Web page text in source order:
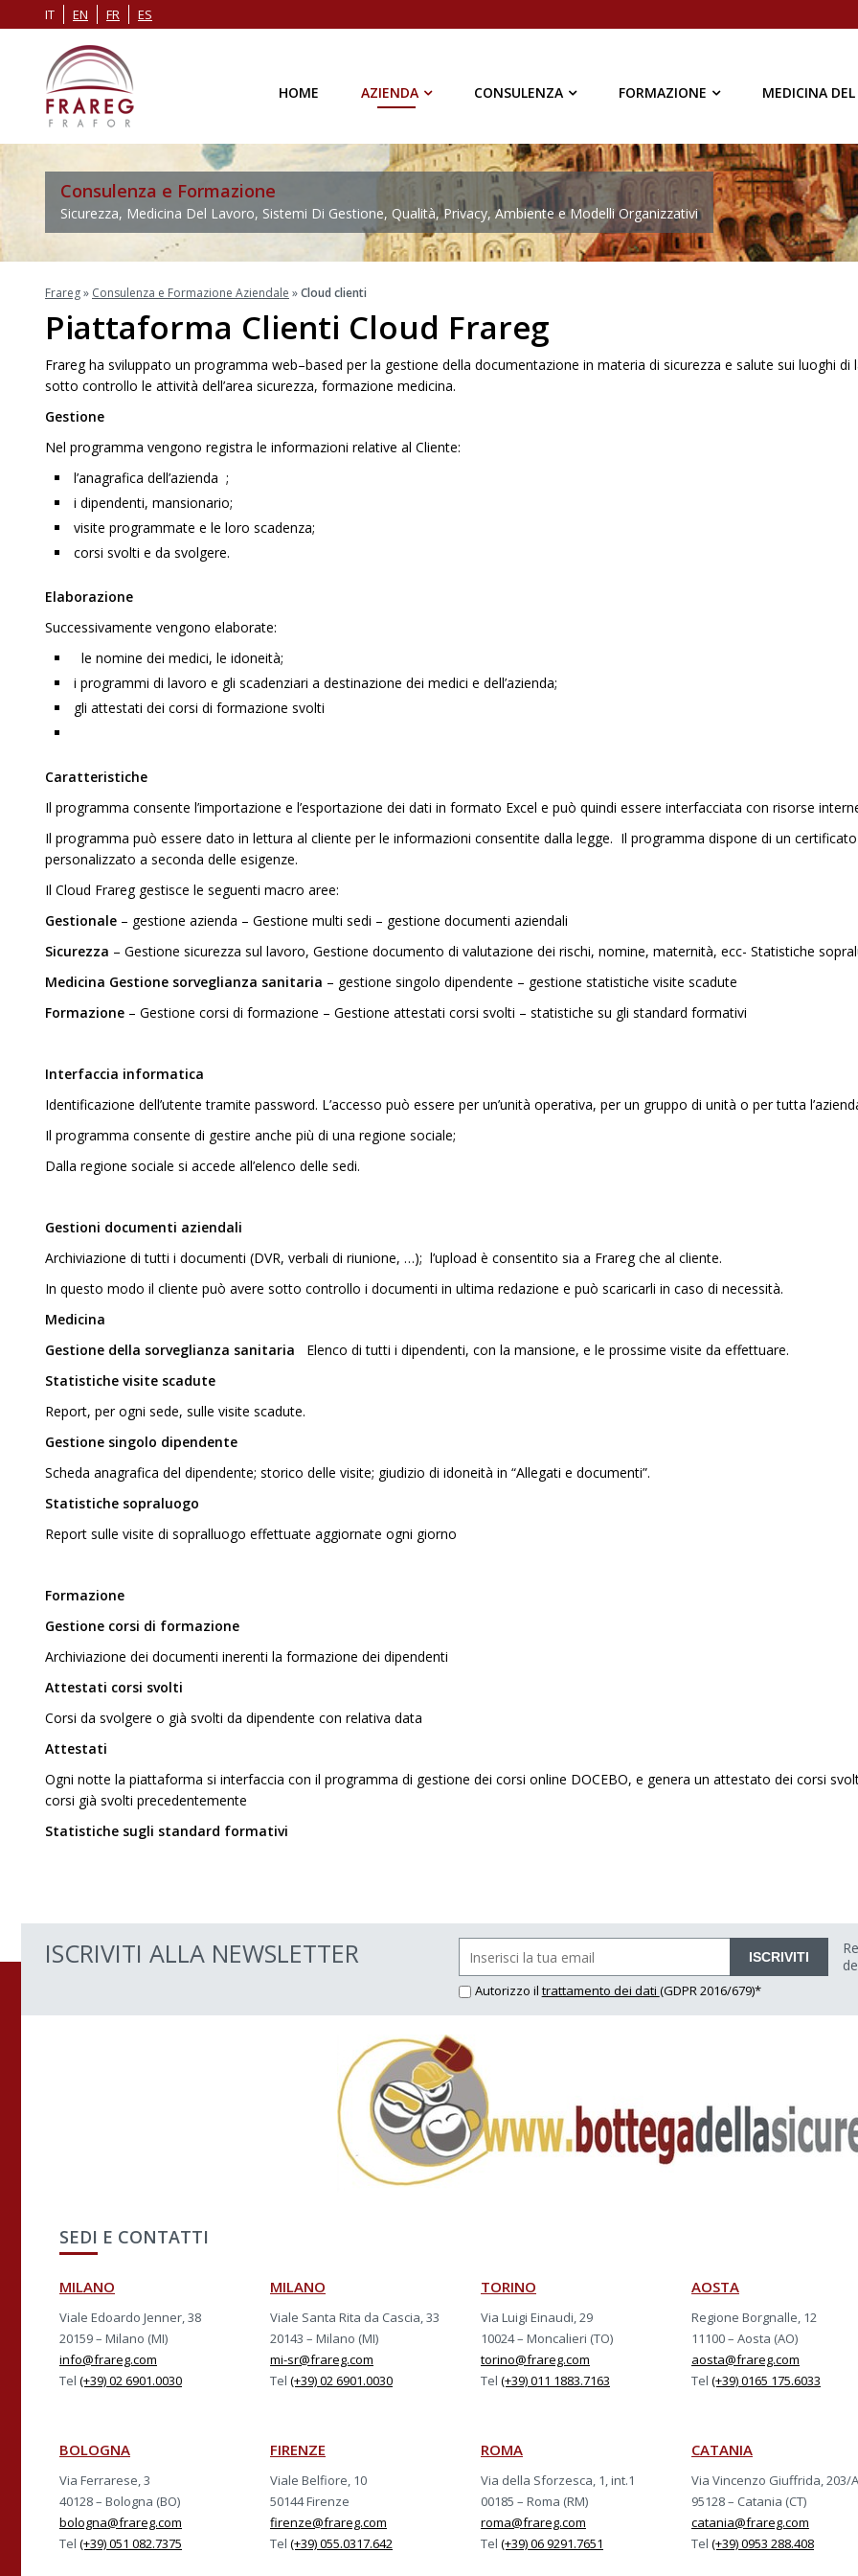
IT EN FR ES
HOME AZIENDA CONSULENZA FORMAZIONE MEDICINA
Consulenza e Formazione
Sicurezza, Medicina Del Lavoro, Sistemi Di Gestione, Qualità, Privacy, Ambiente e Modelli Organizzativi
Frareg» Consulenza e Formazione Aziendale »Cloud clienti
Piattaforma Clienti Cloud Frareg
Frareg ha sviluppato un programma web–based per la gestione della documentazione in materia di sicurezza e salute sui luoghi
sotto controllo le attività dell’area sicurezza, formazione medicina.
Gestione
Nel programma vengono registra le informazioni relative al Cliente:
l’anagrafica dell’azienda ;
i dipendenti, mansionario;
visite programmate e le loro scadenza;
corsi svolti e da svolgere.
Elaborazione
Successivamente vengono elaborate:
le nomine dei medici, le idoneità;
i programmi di lavoro e gli scadenziari a destinazione dei medici e dell’azienda;
gli attestati dei corsi di formazione svolti
Caratteristiche
Il programma consente l’importazione e l’esportazione dei dati in formato Excel e può quindi essere interfacciata con risorse
Il programma può essere dato in lettura al cliente per le informazioni consentite dalla legge. Il programma dispone di un
personalizzato a seconda delle esigenze.
Il Cloud Frareg gestisce le seguenti macro aree:
Gestionale – gestione azienda – Gestione multi sedi – gestione documenti aziendali
Sicurezza – Gestione sicurezza sul lavoro, Gestione documento di valutazione dei rischi, nomine, maternità, ecc- Statistiche
Medicina Gestione sorveglianza sanitaria – gestione singolo dipendente – gestione statistiche visite scadute
Formazione – Gestione corsi di formazione – Gestione attestati corsi svolti – statistiche su gli standard formativi
Interfaccia informatica
Identificazione dell’utente tramite password. L’accesso può essere per un’unità operativa, per un gruppo di unità o per tutta
Il programma consente di gestire anche più di una regione sociale;
Dalla regione sociale si accede all’elenco delle sedi.
Gestioni documenti aziendali
Archiviazione di tutti i documenti (DVR, verbali di riunione, …); l’upload è consentito sia a Frareg che al cliente.
In questo modo il cliente può avere sotto controllo i documenti in ultima redazione e può scaricarli in caso di necessità.
Medicina
Gestione della sorveglianza sanitaria Elenco di tutti i dipendenti, con la mansione, e le prossime visite da effettuare.
Statistiche visite scadute
Report, per ogni sede, sulle visite scadute.
Gestione singolo dipendente
Scheda anagrafica del dipendente; storico delle visite; giudizio di idoneità in “Allegati e documenti”.
Statistiche sopraluogo
Report sulle visite di sopralluogo effettuate aggiornate ogni giorno
Formazione
Gestione corsi di formazione
Archiviazione dei documenti inerenti la formazione dei dipendenti
Attestati corsi svolti
Corsi da svolgere o già svolti da dipendente con relativa data
Attestati
Ogni notte la piattaforma si interfaccia con il programma di gestione dei corsi online DOCEBO, e genera un attestato dei corsi
corsi già svolti precedentemente
Statistiche sugli standard formativi
ISCRIVITI ALLA NEWSLETTER ISCRIVITI
Autorizzo il trattamento dei dati (GDPR 2016/679)*
SEDI E CONTATTI
MILANO
Viale Edoardo Jenner, 38
20159 – Milano (MI)
info@frareg.com
Tel (+39) 02 6901.0030
MILANO
Viale Santa Rita da Cascia, 33
20143 – Milano (MI)
mi-sr@frareg.com
Tel (+39) 02 6901.0030
TORINO
Via Luigi Einaudi, 29
10024 – Moncalieri (TO)
torino@frareg.com
Tel (+39) 011 1883.7163
AOSTA
Regione Borgnalle, 12
11100 – Aosta (AO)
aosta@frareg.com
Tel (+39) 0165 175.6033
BOLOGNA
Via Ferrarese, 3
40128 – Bologna (BO)
bologna@frareg.com
Tel (+39) 051 082.7375
FIRENZE
Viale Belfiore, 10
50144 Firenze
firenze@frareg.com
Tel (+39) 055.0317.642
ROMA
Via della Sforzesca, 1, int.1
00185 – Roma (RM)
roma@frareg.com
Tel (+39) 06 9291.7651
CATANIA
Via Vincenzo Giuffrida, 203/A
95128 – Catania (CT)
catania@frareg.com
Tel (+39) 0953 288.408